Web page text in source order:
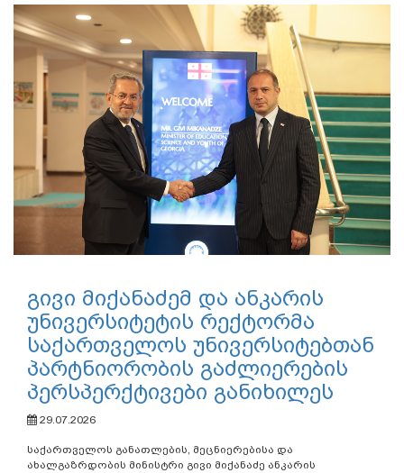
გივი მიქანაძემ და ანკარის
უნივერსიტეტის რექტორმა
საქართველოს უნივერსიტებთან
პარტნიორობის გაძლიერების
პერსპერქტივები განიხილეს
29.07.2026
საქართველოს განათლების, მეცნიერებისა და
ახალგაზრდობის მინისტრი გივი მიქანაძე ანკარის